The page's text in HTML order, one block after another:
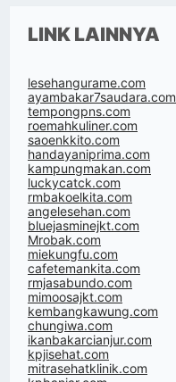
LINK LAINNYA
lesehangurame.com
ayambakar7saudara.com
tempongpns.com
roemahkuliner.com
saoenkkito.com
handayaniprima.com
kampungmakan.com
luckycatck.com
rmbakoelkita.com
angelesehan.com
bluejasminejkt.com
Mrobak.com
miekungfu.com
cafetemankita.com
rmjasabundo.com
mimoosajkt.com
kembangkawung.com
chungiwa.com
ikanbakarcianjur.com
kpjisehat.com
mitrasehatklinik.com